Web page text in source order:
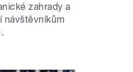
zahrady a
návštěvníkům